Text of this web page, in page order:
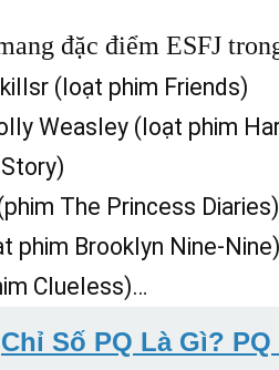
đặc điểm ESFJ
(loạt phim Friends)
Weasley (loạt phim
The Princess Diaries)
phim Brooklyn Nine-Nine)
Clueless)…
Chỉ Số PQ Là Gì?